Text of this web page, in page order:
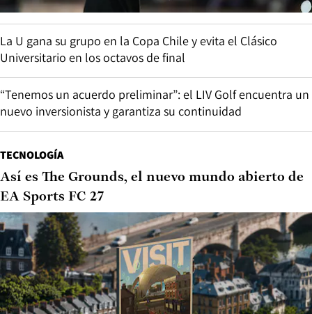
La U gana su grupo en la Copa Chile y evita el Clásico
Universitario en los octavos de final
“Tenemos un acuerdo preliminar”: el LIV Golf encuentra un
nuevo inversionista y garantiza su continuidad
TECNOLOGÍA
Así es The Grounds, el nuevo mundo abierto de
EA Sports FC 27